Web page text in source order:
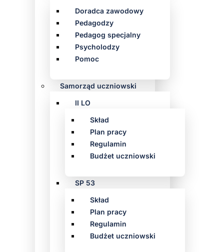
Doradca zawodowy
Pedagodzy
Pedagog specjalny
Psycholodzy
Pomoc
Samorząd uczniowski
II LO
Skład
Plan pracy
Regulamin
Budżet uczniowski
SP 53
Skład
Plan pracy
Regulamin
Budżet uczniowski